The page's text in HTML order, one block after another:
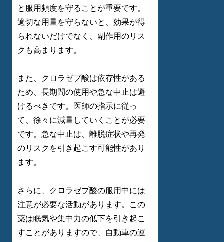
と服用頻度を守ることが重要です。
適切な用量を守らないと、効果が得
られないだけでなく、副作用のリス
クも高まります。
また、クロラゼプ酸は依存性がある
ため、長期間の使用や急な中止は避
けるべきです。医師の指示に従っ
て、徐々に減量していくことが必要
です。急な中止は、離脱症状や再発
のリスクを引き起こす可能性があり
ます。
さらに、クロラゼプ酸の服用中には
注意が必要な活動があります。この
薬は眠気や集中力の低下を引き起こ
すことがありますので、自動車の運